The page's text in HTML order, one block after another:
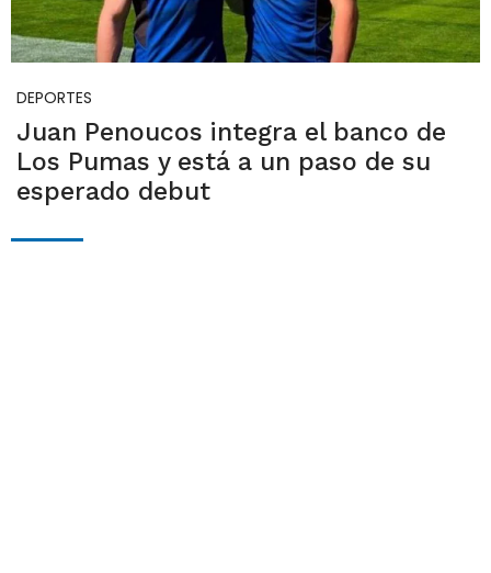
DEPORTES
Juan Penoucos integra el banco de
Los Pumas y está a un paso de su
esperado debut